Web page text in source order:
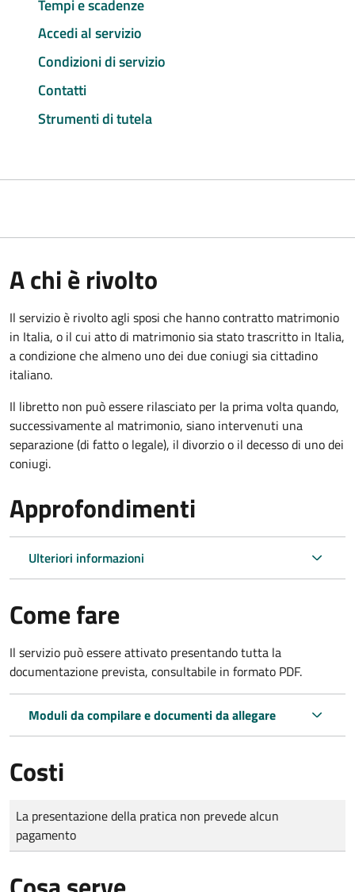
Tempi e scadenze
Accedi al servizio
Condizioni di servizio
Contatti
Strumenti di tutela
A chi è rivolto
Il servizio è rivolto agli sposi che hanno contratto matrimonio
in Italia, o il cui atto di matrimonio sia stato trascritto in Italia,
a condizione che almeno uno dei due coniugi sia cittadino
italiano.
Il libretto non può essere rilasciato per la prima volta quando,
successivamente al matrimonio, siano intervenuti una
separazione (di fatto o legale), il divorzio o il decesso di uno dei
coniugi.
Approfondimenti
Ulteriori informazioni
Come fare
Il servizio può essere attivato presentando tutta la
documentazione prevista, consultabile in formato PDF.
Moduli da compilare e documenti da allegare
Costi
Tipo di pagamento
Importo
La presentazione della pratica non prevede alcun
pagamento